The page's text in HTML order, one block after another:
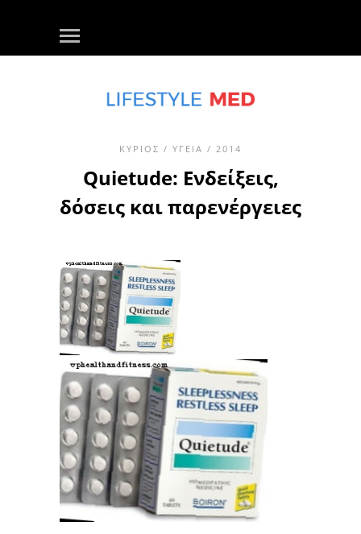
ΚΎΡΙΟΣ / ΥΓΕΊΑ / 2014
Quietude: Ενδείξεις,
δόσεις και παρενέργειες